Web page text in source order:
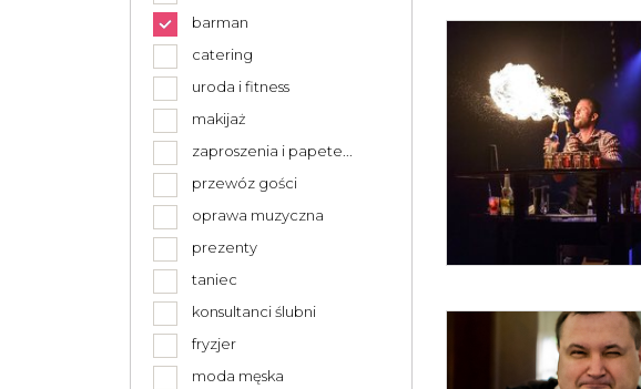
barman
catering
uroda i fitness
makijaż
zaproszenia i papete...
przewóz gości
oprawa muzyczna
prezenty
taniec
konsultanci ślubni
fryzjer
moda męska